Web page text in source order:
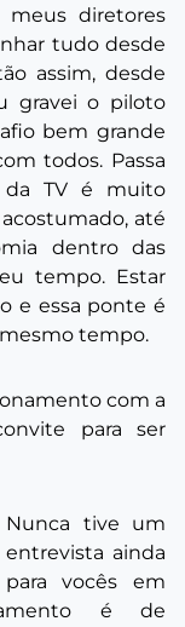
diretores
tudo desde
assim, desde
gravei o piloto
bem grande
todos. Passa
da TV é muito
até
dentro das
tempo. Estar
e essa ponte é
tempo.
com a
para ser
Nunca tive um
ainda
vocês em
é de